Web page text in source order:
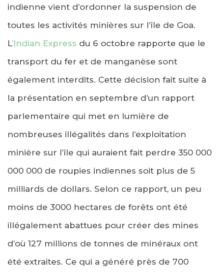
indienne vient d’ordonner la suspension de
toutes les activités minières sur l’île de Goa.
L’Indian Express du 6 octobre rapporte que le
transport du fer et de manganèse sont
également interdits. Cette décision fait suite à
la présentation en septembre d’un rapport
parlementaire qui met en lumière de
nombreuses illégalités dans l’exploitation
minière sur l’île qui auraient fait perdre 350 000
000 000 de roupies indiennes soit plus de 5
milliards de dollars. Selon ce rapport, un peu
moins de 3000 hectares de forêts ont été
illégalement abattues pour créer des mines
d’où 127 millions de tonnes de minéraux ont
été extraites. Ce qui a généré près de 700